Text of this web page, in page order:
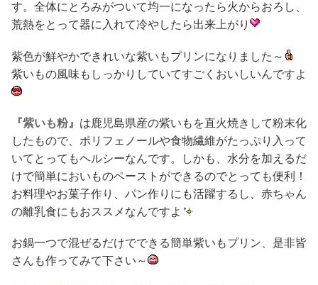
す。全体にとろみがついて均一になったら火からおろし、
荒熱をとって器に入れて冷やしたら出来上がり
紫色が鮮やかできれいな紫いもプリンになりました～
紫いもの風味もしっかりしていてすごくおいしいんですよ
『紫いも粉』 は鹿児島県産の紫いもを直火焼きして粉末化
したもので、ポリフェノールや食物繊維がたっぷり入って
いてとってもヘルシーなんです。しかも、水分を加えるだ
けで簡単においものペーストができるのでとっても便利！
お料理やお菓子作り、パン作りにも活躍するし、赤ちゃん
の離乳食にもおススメなんですよ
お鍋一つで混ぜるだけでできる簡単紫いもプリン、是非皆
さんも作ってみて下さい～